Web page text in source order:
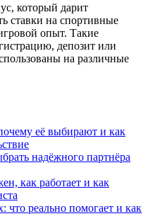
который дарит
ставки на спортивные
опыт. Такие
депозит или
на различные
её выбирают и как
надёжного партнёра
как работает и как
что реально помогает и как